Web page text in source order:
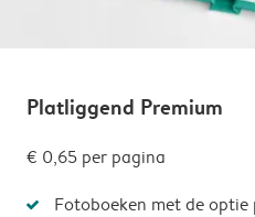
Platliggend Premium
€ 0,65 per pagina
Fotoboeken met de